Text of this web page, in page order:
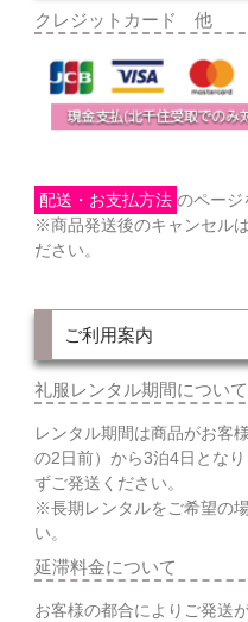
クレジットカード 他
配送・お支払方法 のページ
※商品発送後のキャンセル
ださい。
ご利用案内
礼服レンタル期間について
レンタル期間は商品がお客
の2日前）から3泊4日とな
ずご発送ください。
※長期レンタルをご希望の
い。
延滞料金について
お客様の都合によりご発送